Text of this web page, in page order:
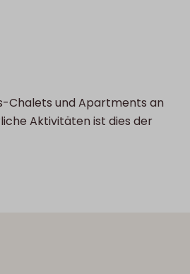
Chalets und Apartments an
Aktivitäten ist dies der